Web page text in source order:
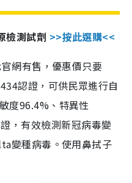
檢測試劑 >>按此選購<<
網有售，優惠價只要
認證，可供民眾進行自
度96.4%、特異性
，有效檢測新冠病毒變
變種病毒。使用鼻拭子